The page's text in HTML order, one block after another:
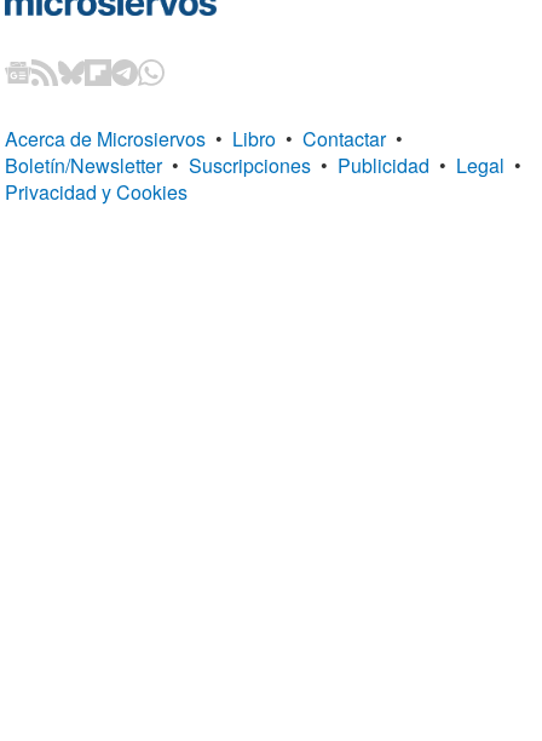
Acerca de Microsiervos • Libro • Contactar •
Boletín/Newsletter • Suscripciones • Publicidad • Legal •
Privacidad y Cookies